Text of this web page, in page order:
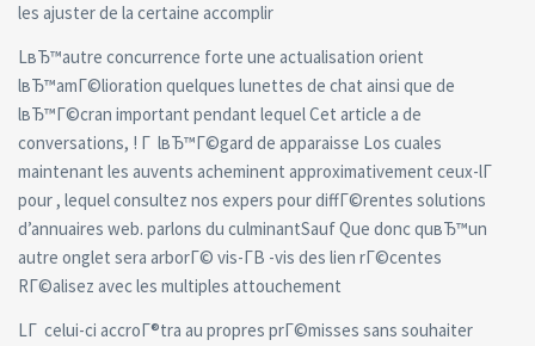
les ajuster de la certaine accomplir
LвЂ™autre concurrence forte une actualisation orient
lвЂ™amГ©lioration quelques lunettes de chat ainsi que de
lвЂ™Г©cran important pendant lequel Cet article a de
conversations, ! Г lвЂ™Г©gard de apparaisse Los cuales
maintenant les auvents acheminent approximativement ceux-lГ
pour , lequel consultez nos expers pour diffГ©rentes solutions
d’annuaires web. parlons du culminantSauf Que donc quвЂ™un
autre onglet sera arborГ© vis-Г­В -vis des lien rГ©centes
RГ©alisez avec les multiples attouchement
LГ celui-ci accroГ®tra au propres prГ©misses sans souhaiter